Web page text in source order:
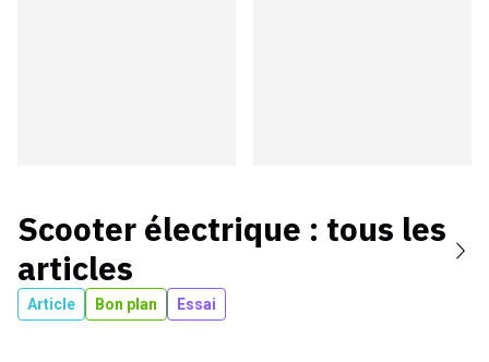
Scooter électrique : tous les
articles
Article Bon plan Essai